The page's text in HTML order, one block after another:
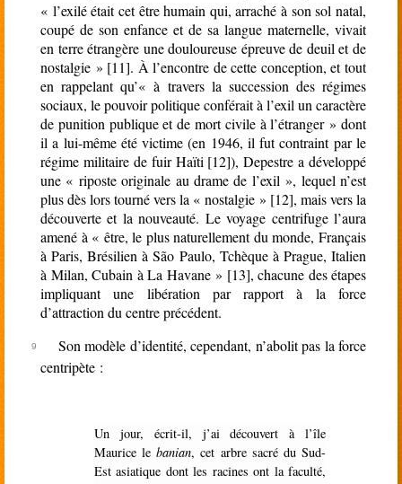
« l’exilé était cet être humain qui, arraché à son sol natal,
coupé de son enfance et de sa langue maternelle, vivait
en terre étrangère une douloureuse épreuve de deuil et de
nostalgie » [11]. À l’encontre de cette conception, et tout
en rappelant qu’« à travers la succession des régimes
sociaux, le pouvoir politique conférait à l’exil un caractère
de punition publique et de mort civile à l’étranger » dont
il a lui-même été victime (en 1946, il fut contraint par le
régime militaire de fuir Haïti [12]), Depestre a développé
une « riposte originale au drame de l’exil », lequel n’est
plus dès lors tourné vers la « nostalgie » [12], mais vers la
découverte et la nouveauté. Le voyage centrifuge l’aura
amené à « être, le plus naturellement du monde, Français
à Paris, Brésilien à São Paulo, Tchèque à Prague, Italien
à Milan, Cubain à La Havane » [13], chacune des étapes
impliquant une libération par rapport à la force
d’attraction du centre précédent.
Son modèle d’identité, cependant, n’abolit pas la force
centripète :
Un jour, écrit-il, j’ai découvert à l’île
Maurice lebanian, cet arbre sacré du Sud-
Est asiatique dont les racines ont la faculté,